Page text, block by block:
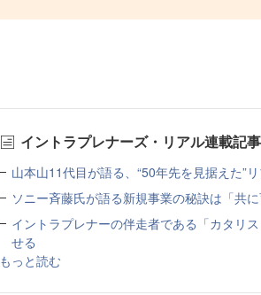
イントラプレナーズ・リアル連載記
山本山11代目が語る、“50年先を見据えた”
ソニー斉藤氏が語る新規事業の秘訣は「共
イントラプレナーの伴走者である「カタリ
せる
もっと読む